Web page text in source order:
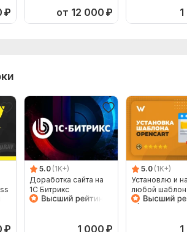
Показать ещё
₽ от 12 000 ₽
₽
5.0 (1K+)
Доработка сайта на
1С Битрикс
1 000 ₽
5.0 (1K+)
Установлю и
любой шаблон
Opencart и